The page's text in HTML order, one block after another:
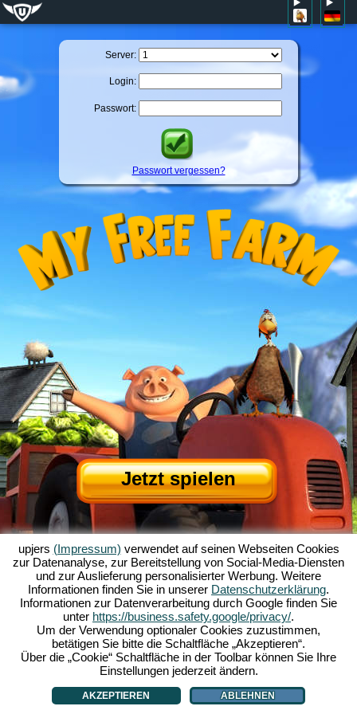
Server:
Login:
Passwort:
Passwort vergessen?
Jetzt spielen
Über My Free Farm |Die Story zum Browserspiel Die Features|AGB |
Impressum |Datenschutzerklärung|Regeln|Forum|Support|Spielinfo
My Free Farm 2 App|Google Play| App Store|
Browsergames - Upjers.com|Cookies verwalten
upjers (Impressum) verwendet auf seinen Webseiten Cookies
zur Datenanalyse, zur Bereitstellung von Social-Media-Diensten
und zur Auslieferung personalisierter Werbung. Weitere
Informationen finden Sie in unserer Datenschutzerklärung.
Informationen zur Datenverarbeitung durch Google finden Sie
unter https://business.safety.google/privacy/.
Um der Verwendung optionaler Cookies zuzustimmen,
betätigen Sie bitte die Schaltfläche „Akzeptieren“.
Über die „Cookie“ Schaltfläche in der Toolbar können Sie Ihre
Einstellungen jederzeit ändern.
AKZEPTIEREN ABLEHNEN